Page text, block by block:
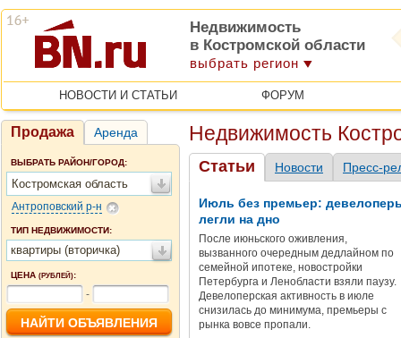
Недвижимость
в Костромской области
выбрать регион
НОВОСТИ И СТАТЬИ ФОРУМ
Продажа Аренда
ВЫБРАТЬ РАЙОН/ГОРОД:
Костромская область
Антроповский р-н
ТИП НЕДВИЖИМОСТИ:
квартиры (вторичка)
ЦЕНА (РУБЛЕЙ):
-
Недвижимость
Статьи Новости Пресс-
Июль без премьер:
легли на дно
После июньского оживления,
вызванного очередным дедлайном по
семейной ипотеке, новостройки
Петербурга и Ленобласти взяли паузу.
Девелоперская активность в июле
снизилась до минимума, премьеры с
рынка вовсе пропали.